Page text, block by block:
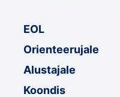
EOL
Orienteerujale
Alustajale
Koondis